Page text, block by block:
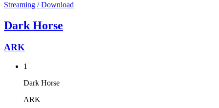
Streaming / Download
Dark Horse
ARK
1
Dark Horse
ARK